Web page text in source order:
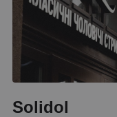
Solidol